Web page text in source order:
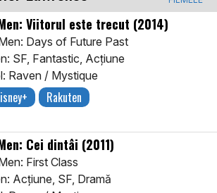
Viitorul este trecut (2014)
Days of Future Past
SF, Fantastic, Acţiune
Raven / Mystique
Rakuten
Cei dintâi (2011)
First Class
Acţiune, SF, Dramă